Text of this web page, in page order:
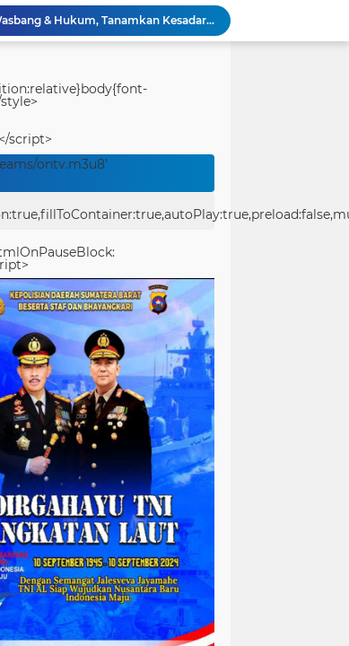
Festival Raimuti 2026 Semarak, Satukan Budaya Bahari dan Dorong Ekonomi Masyarakat
KRI Teluk Kendari-518 Hadir di Padang, Masyarakat Bisa Kunjungi Kapal Perang TNI AL Gratis
Hari Jadi Kota Padang ke-357
Pantang Menyerah Hingga Malam, Satgas TMMD Ke-129 Kodim 1807/Sorsel Lembur Finishing Rumah Type 36 untuk Warga Kampung Sesor
TMMD Ke-129 Gelar Penyuluhan Wasbang & Hukum, Tanamkan Kesadaran Berbangsa serta Taat Aturan di Kampung Sesor
script>
ontv.m3u8'